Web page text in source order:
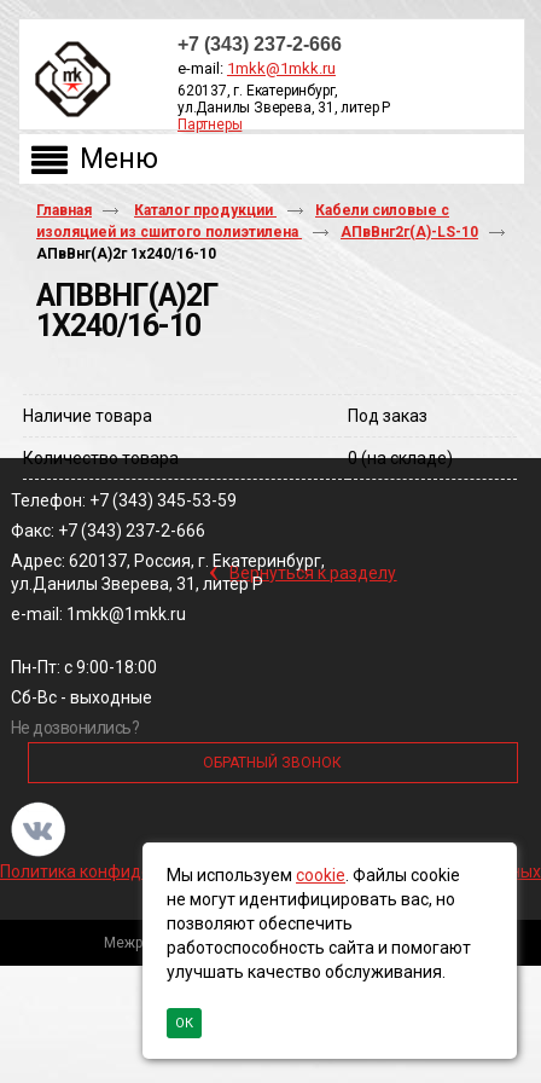
+7 (343) 237-2-666
e-mail: 1mkk@1mkk.ru
620137, г. Екатеринбург,
ул.Данилы Зверева, 31, литер Р
Партнеры
Главная Каталог продукции
Кабели силовые с
изоляцией из сшитого полиэтилена
АПвВнг2г(А)-LS-10
АПвВнг(A)2г 1х240/16-10
АПВВНГ(A)2Г
1Х240/16-10
Наличие товара Под заказ
Количество товара 0(на складе)
‹ Вернуться к разделу
Телефон: +7 (343) 345-53-59
Факс: +7 (343) 237-2-666
Адрес: 620137, Россия, г. Екатеринбург,
ул.Данилы Зверева, 31, литер Р
e-mail: 1mkk@1mkk.ru
Пн-Пт: с 9:00-18:00
Сб-Вс - выходные
Не дозвонились?
ОБРАТНЫЙ ЗВОНОК
Политика конфиденциальности и обработки персональных данных
Межрегиональная кабельная компания, 2016 ©
Мы используем cookie . Файлы cookie
не могут идентифицировать вас, но
позволяют обеспечить
работоспособность сайта и помогают
улучшать качество обслуживания.
ОК